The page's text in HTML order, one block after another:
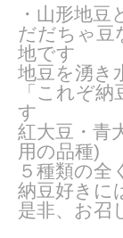
・山形地
だだちゃ豆
地です
地豆を湧き
「これぞ
す
紅大豆・青
用の品種)
５種類の全
納豆好きに
是非、お召